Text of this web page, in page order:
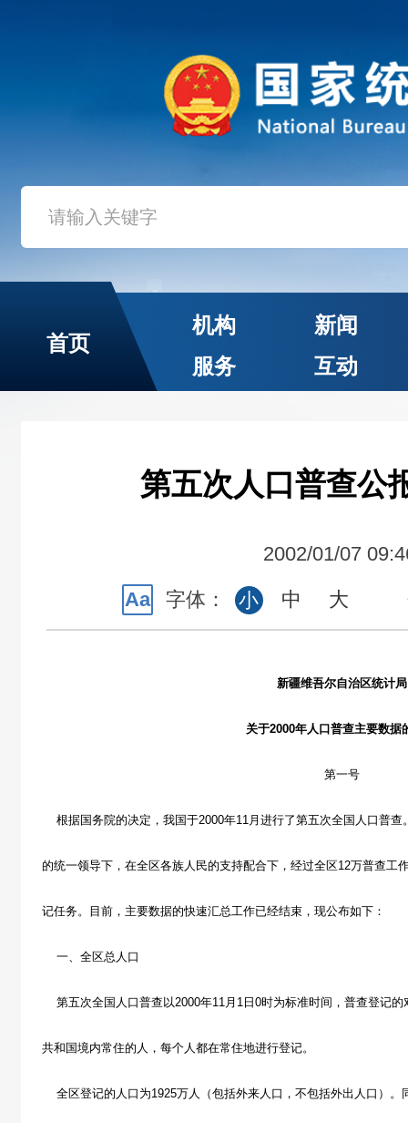
首页
机构
新闻
服务
互动
第五次人口普查
2002/01/07
Aa
字体： 小 中 大
新疆维吾尔自治区统计局
关于2000年人口普查主要数据
第一号
根据国务院的决定，我国于2000年11月进行了第五次全国人口普查
的统一领导下，在全区各族人民的支持配合下，经过全区12万普查工
记任务。目前，主要数据的快速汇总工作已经结束，现公布如下：
一、全区总人口
第五次全国人口普查以2000年11月1日0时为标准时间，普查登记
共和国境内常住的人，每个人都在常住地进行登记。
全区登记的人口为1925万人（包括外来人口，不包括外出人口）。